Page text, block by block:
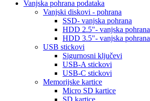
Vanjska pohrana podataka
Vanjski diskovi - pohrana
SSD- vanjska pohrana
HDD 2.5"- vanjska pohrana
HDD 3.5"- vanjska pohrana
USB stickovi
Sigurnosni ključevi
USB-A stickovi
USB-C stickovi
Memorijske kartice
Micro SD kartice
SD kartice